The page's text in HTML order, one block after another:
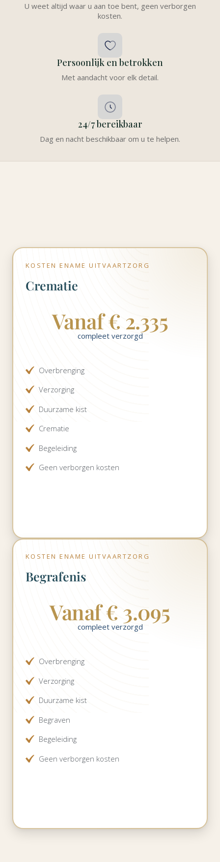
U weet altijd waar u aan toe bent, geen verborgen
kosten.
Persoonlijk en betrokken
Met aandacht voor elk detail.
24/7 bereikbaar
Dag en nacht beschikbaar om u te helpen.
KOSTEN ENAME UITVAARTZORG
Crematie
Vanaf € 2.335
compleet verzorgd
Overbrenging
Verzorging
Duurzame kist
Crematie
Begeleiding
Geen verborgen kosten
KOSTEN ENAME UITVAARTZORG
Begrafenis
Vanaf € 3.095
compleet verzorgd
Overbrenging
Verzorging
Duurzame kist
Begraven
Begeleiding
Geen verborgen kosten